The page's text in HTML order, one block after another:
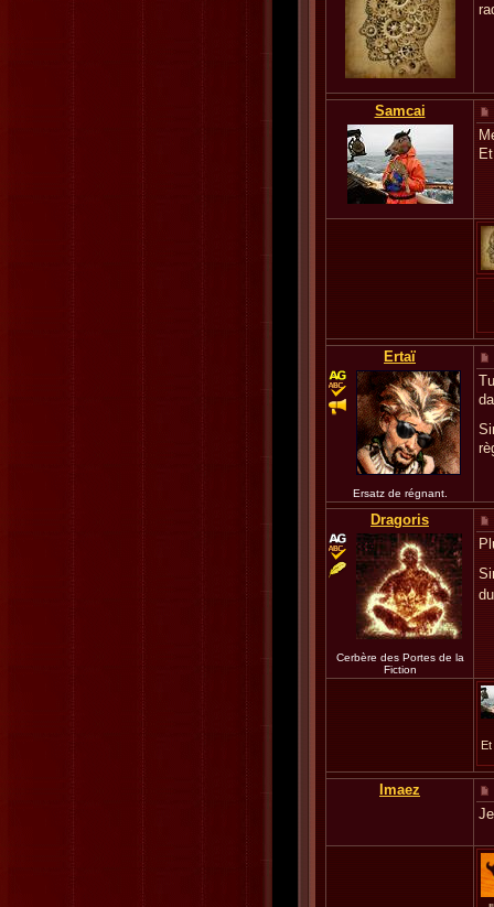
Samcai
Ertaï
Ersatz de régnant.
Dragoris
Cerbère des Portes de la
Fiction
Imaez